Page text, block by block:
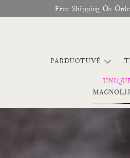
Free Shipping On
PARDUOTUVĖ